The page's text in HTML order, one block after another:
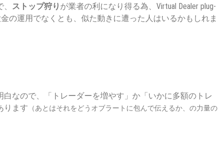
ストップ狩り が業者の利になり得る為、Virtual Dealer plug-
の運用でなくとも、似た動きに遭った人はいるかもしれま
なので、「トレーダーを増やす」か「いかに多額のトレ
ります （あとはそれをどうオブラートに包んで伝えるか、の力量の